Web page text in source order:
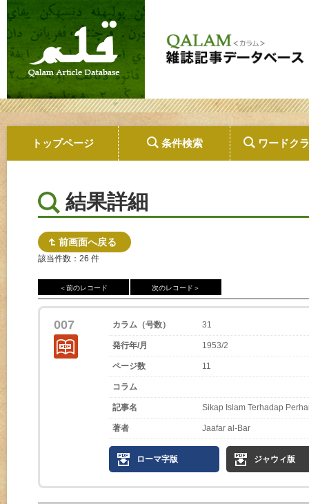
トップページ 条件検索 ワードク
結果詳細
前画面へ戻る
該当件数：26 件
＜前のレコード 次のレコード＞
007 カラム（号数） 31
発行年/月 1953/2
ページ数 11
コラム
記事名 Sikap Islam Terhadap
著者 Jaafar al-Bar
ローマ字版 ジャウィ版